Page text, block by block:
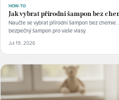
HOW-TO
Jak vybrat přírodní šampon bez
Naučte se vybrat přírodní šampon bez
bezpečný šampon pro vaše vlasy.
Jul 19, 2026